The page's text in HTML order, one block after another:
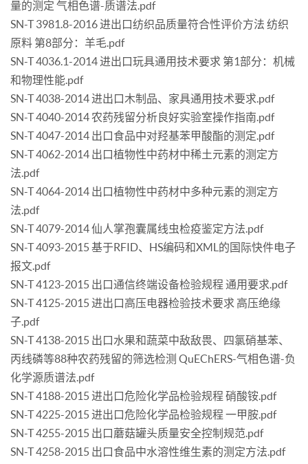
量的测定 气相色谱-质谱法.pdf
SN-T 3981.8-2016 进出口纺织品质量符合性评价方法 纺织
原料 第8部分：羊毛.pdf
SN-T 4036.1-2014 进出口玩具通用技术要求 第1部分：机械
和物理性能.pdf
SN-T 4038-2014 进出口木制品、家具通用技术要求.pdf
SN-T 4040-2014 农药残留分析良好实验室操作指南.pdf
SN-T 4047-2014 出口食品中对羟基苯甲酸酯的测定.pdf
SN-T 4062-2014 出口植物性中药材中稀土元素的测定方
法.pdf
SN-T 4064-2014 出口植物性中药材中多种元素的测定方
法.pdf
SN-T 4079-2014 仙人掌孢囊属线虫检疫鉴定方法.pdf
SN-T 4093-2015 基于RFID、HS编码和XML的国际快件电子
报文.pdf
SN-T 4123-2015 出口通信终端设备检验规程 通用要求.pdf
SN-T 4125-2015 进出口高压电器检验技术要求 高压绝缘
子.pdf
SN-T 4138-2015 出口水果和蔬菜中敌敌畏、四氯硝基苯、
丙线磷等88种农药残留的筛选检测 QuEChERS-气相色谱-负
化学源质谱法.pdf
SN-T 4188-2015 进出口危险化学品检验规程 硝酸铵.pdf
SN-T 4225-2015 进出口危险化学品检验规程 一甲胺.pdf
SN-T 4255-2015 出口蘑菇罐头质量安全控制规范.pdf
SN-T 4258-2015 出口食品中水溶性维生素的测定方法.pdf